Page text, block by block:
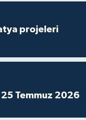
projeleri
Temmuz 2026